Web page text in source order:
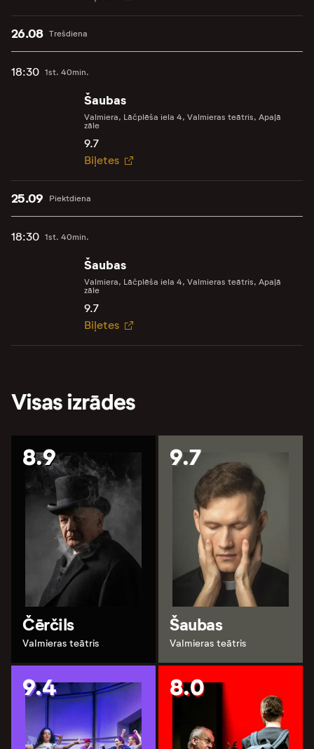
Trešdiena
26.08
18:30 1st. 40min.
Šaubas
Valmiera, Lāčplēša iela 4, Valmieras teātris, Apaļā
zāle
9.7
Biļetes
Piektdiena
25.09
18:30 1st. 40min.
Šaubas
Valmiera, Lāčplēša iela 4, Valmieras teātris, Apaļā
zāle
9.7
Biļetes
Visas izrādes
8.9
Čērčils
Valmieras teātris
9.7
Šaubas
Valmieras teātris
9.4 8.0